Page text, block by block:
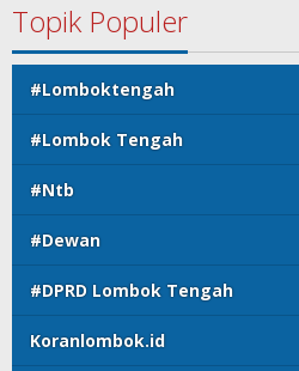
Topik Populer
#Lomboktengah
#Lombok Tengah
#Ntb
#Dewan
#DPRD Lombok Tengah
Koranlombok.id